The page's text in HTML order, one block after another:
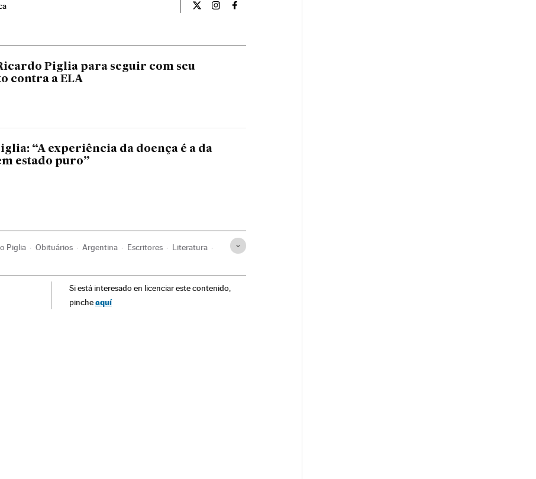
Cultura El País Brasil en Twitter
Cultura El País Brasil en Instagram
Cultura El País Brasil en Facebook
Piglia para seguir com seu
contra a ELA
“A experiência da doença é a da
estado puro”
Piglia Obituários Argentina Escritores Literatura
Si está interesado en licenciar este contenido,
pincheaquí